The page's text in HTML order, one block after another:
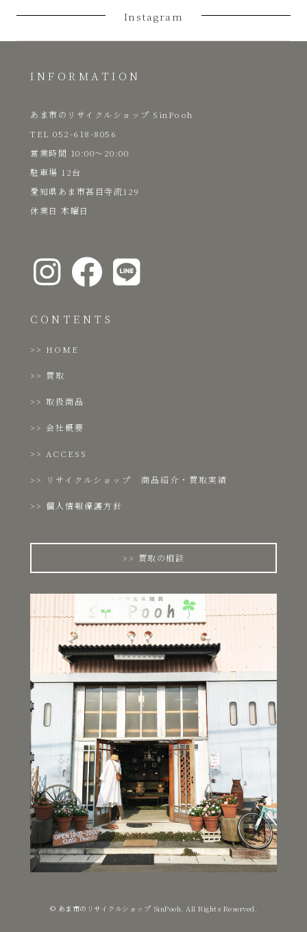
Instagram
INFORMATION
あま市のリサイクルショップ SinPooh
TEL 052-618-8056
​営業時間 10:00～20:00
駐車場 12台
愛知県あま市甚目寺流129
​休業日 木曜日
CONTENTS
HOME
買取
取扱商品
会社概要
ACCESS
リサイクルショップ 商品紹介・買取実績
個人情報保護方針
買取の相談
© あま市のリサイクルショップ SinPooh. All Rights Reserved.